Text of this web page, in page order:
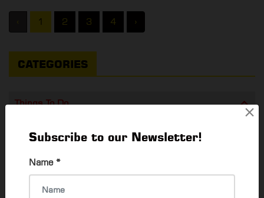
×
Subscribe to our Newsletter!
Name *
‹ 1 2 3 4 ›
CATEGORIES
Things To Do